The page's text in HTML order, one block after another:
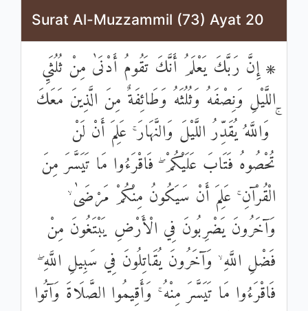
Surat Al-Muzzammil (73) Ayat 20
۞ إِنَّ رَبَّكَ يَعْلَمُ أَنَّكَ تَقُومُ أَدْنَىٰ مِنْ ثُلُثَيِ
اللَّيْلِ وَنِصْفَهُ وَثُلُثَهُ وَطَائِفَةٌ مِنَ الَّذِينَ مَعَكَ
ۚ وَاللَّهُ يُقَدِّرُ اللَّيْلَ وَالنَّهَارَ ۚ عَلِمَ أَنْ لَنْ
تُحْصُوهُ فَتَابَ عَلَيْكُمْ ۖ فَاقْرَءُوا مَا تَيَسَّرَ مِنَ
الْقُرْآنِ ۚ عَلِمَ أَنْ سَيَكُونُ مِنْكُمْ مَرْضَىٰ ۙ
وَآخَرُونَ يَضْرِبُونَ فِي الْأَرْضِ يَبْتَغُونَ مِنْ
فَضْلِ اللَّهِ ۙ وَآخَرُونَ يُقَاتِلُونَ فِي سَبِيلِ اللَّهِ ۖ
فَاقْرَءُوا مَا تَيَسَّرَ مِنْهُ ۚ وَأَقِيمُوا الصَّلَاةَ وَآتُوا